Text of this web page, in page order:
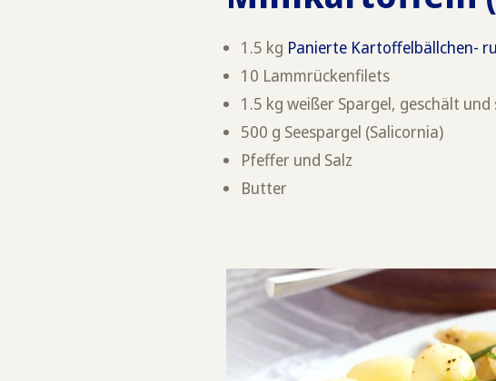
1.5 kg Panierte Kartoffelbällchen-
10 Lammrückenfilets
1.5 kg weißer Spargel, geschält
500 g Seespargel (Salicornia)
Pfeffer und Salz
Butter